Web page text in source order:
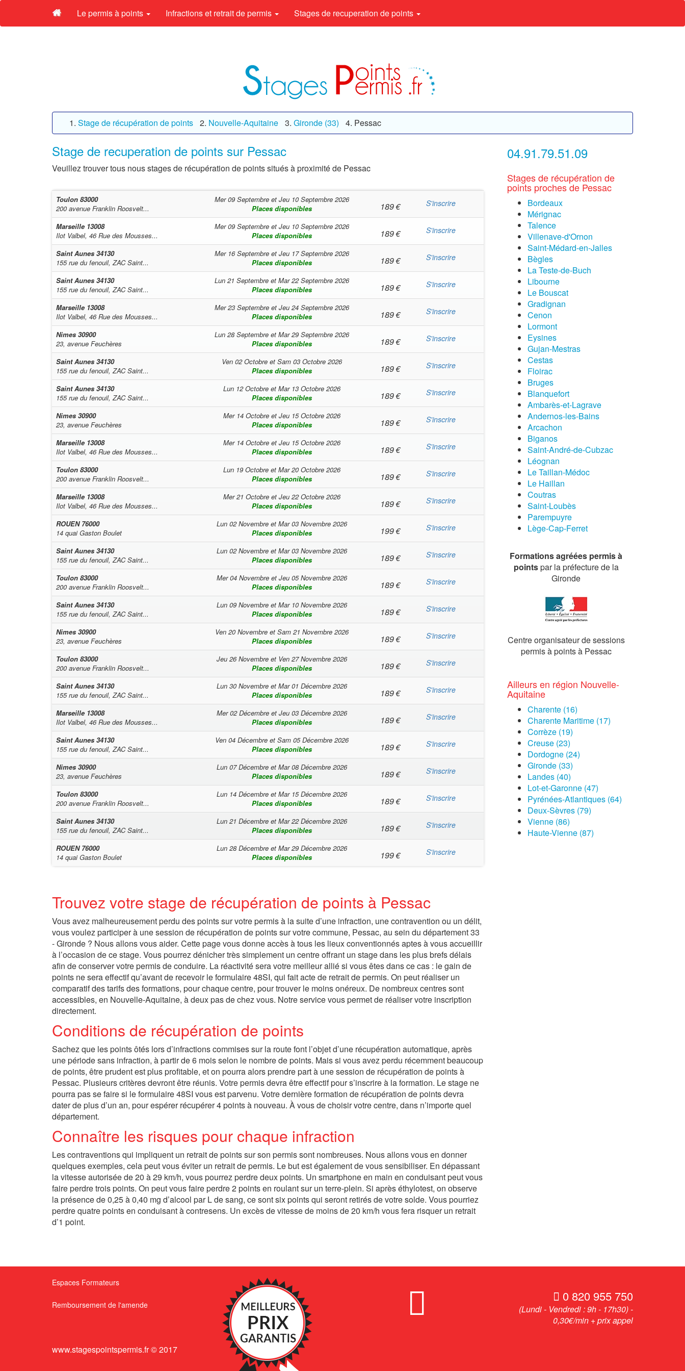
Le permis à points Infractions et retrait de permis Stages de recuperation de points
Stage de récupération de points Nouvelle-Aquitaine Gironde (33) Pessac
Stage de recuperation de points sur Pessac
Veuillez trouver tous nous stages de récupération de points situés à proximité de Pessac
Toulon 83000
200 avenue Franklin Roosvelt...
Mer 09 Septembreet Jeu 10 Septembre 2026
Places disponibles
189€ S'inscrire
Marseille 13008
Ilot Valbel, 46 Rue des Mousses...
Mer 09 Septembreet Jeu 10 Septembre 2026
Places disponibles
189€ S'inscrire
Saint Aunes 34130
155 rue du fenouil, ZAC Saint...
Mer 16 Septembreet Jeu 17 Septembre 2026
Places disponibles
189€ S'inscrire
Saint Aunes 34130
155 rue du fenouil, ZAC Saint...
Lun 21 Septembreet Mar 22 Septembre 2026
Places disponibles
189€ S'inscrire
Marseille 13008
Ilot Valbel, 46 Rue des Mousses...
Mer 23 Septembreet Jeu 24 Septembre 2026
Places disponibles
189€ S'inscrire
Nimes 30900
23, avenue Feuchères
Lun 28 Septembreet Mar 29 Septembre 2026
Places disponibles
189€ S'inscrire
Saint Aunes 34130
155 rue du fenouil, ZAC Saint...
Ven 02 Octobreet Sam 03 Octobre 2026
Places disponibles
189€ S'inscrire
Saint Aunes 34130
155 rue du fenouil, ZAC Saint...
Lun 12 Octobreet Mar 13 Octobre 2026
Places disponibles
189€ S'inscrire
Nimes 30900
23, avenue Feuchères
Mer 14 Octobreet Jeu 15 Octobre 2026
Places disponibles
189€ S'inscrire
Marseille 13008
Ilot Valbel, 46 Rue des Mousses...
Mer 14 Octobreet Jeu 15 Octobre 2026
Places disponibles
189€ S'inscrire
Toulon 83000
200 avenue Franklin Roosvelt...
Lun 19 Octobreet Mar 20 Octobre 2026
Places disponibles
189€ S'inscrire
Marseille 13008
Ilot Valbel, 46 Rue des Mousses...
Mer 21 Octobreet Jeu 22 Octobre 2026
Places disponibles
189€ S'inscrire
ROUEN 76000
14 quai Gaston Boulet
Lun 02 Novembreet Mar 03 Novembre 2026
Places disponibles
199€ S'inscrire
Saint Aunes 34130
155 rue du fenouil, ZAC Saint...
Lun 02 Novembreet Mar 03 Novembre 2026
Places disponibles
189€ S'inscrire
Toulon 83000
200 avenue Franklin Roosvelt...
Mer 04 Novembreet Jeu 05 Novembre 2026
Places disponibles
189€ S'inscrire
Saint Aunes 34130
155 rue du fenouil, ZAC Saint...
Lun 09 Novembreet Mar 10 Novembre 2026
Places disponibles
189€ S'inscrire
Nimes 30900
23, avenue Feuchères
Ven 20 Novembreet Sam 21 Novembre 2026
Places disponibles
189€ S'inscrire
Toulon 83000
200 avenue Franklin Roosvelt...
Jeu 26 Novembreet Ven 27 Novembre 2026
Places disponibles
189€ S'inscrire
Saint Aunes 34130
155 rue du fenouil, ZAC Saint...
Lun 30 Novembreet Mar 01 Décembre 2026
Places disponibles
189€ S'inscrire
Marseille 13008
Ilot Valbel, 46 Rue des Mousses...
Mer 02 Décembreet Jeu 03 Décembre 2026
Places disponibles
189€ S'inscrire
Saint Aunes 34130
155 rue du fenouil, ZAC Saint...
Ven 04 Décembreet Sam 05 Décembre 2026
Places disponibles
189€ S'inscrire
Nimes 30900
23, avenue Feuchères
Lun 07 Décembreet Mar 08 Décembre 2026
Places disponibles
189€ S'inscrire
Toulon 83000
200 avenue Franklin Roosvelt...
Lun 14 Décembreet Mar 15 Décembre 2026
Places disponibles
189€ S'inscrire
Saint Aunes 34130
155 rue du fenouil, ZAC Saint...
Lun 21 Décembreet Mar 22 Décembre 2026
Places disponibles
189€ S'inscrire
ROUEN 76000
14 quai Gaston Boulet
Lun 28 Décembreet Mar 29 Décembre 2026
Places disponibles
199€ S'inscrire
Trouvez votre stage de récupération de points à Pessac
Vous avez malheureusement perdu des points sur votre permis à la suite d’une infraction, une contravention ou un délit,
vous voulez participer à une session de récupération de points sur votre commune, Pessac, au sein du département 33
- Gironde ? Nous allons vous aider. Cette page vous donne accès à tous les lieux conventionnés aptes à vous accueillir
à l’occasion de ce stage. Vous pourrez dénicher très simplement un centre offrant un stage dans les plus brefs délais
afin de conserver votre permis de conduire. La réactivité sera votre meilleur allié si vous êtes dans ce cas : le gain de
points ne sera effectif qu’avant de recevoir le formulaire 48SI, qui fait acte de retrait de permis. On peut réaliser un
comparatif des tarifs des formations, pour chaque centre, pour trouver le moins onéreux. De nombreux centres sont
accessibles, en Nouvelle-Aquitaine, à deux pas de chez vous. Notre service vous permet de réaliser votre inscription
directement.
Conditions de récupération de points
Sachez que les points ôtés lors d’infractions commises sur la route font l’objet d’une récupération automatique, après
une période sans infraction, à partir de 6 mois selon le nombre de points. Mais si vous avez perdu récemment beaucoup
de points, être prudent est plus profitable, et on pourra alors prendre part à une session de récupération de points à
Pessac. Plusieurs critères devront être réunis. Votre permis devra être effectif pour s’inscrire à la formation. Le stage ne
pourra pas se faire si le formulaire 48SI vous est parvenu. Votre dernière formation de récupération de points devra
dater de plus d’un an, pour espérer récupérer 4 points à nouveau. À vous de choisir votre centre, dans n’importe quel
département.
Connaître les risques pour chaque infraction
Les contraventions qui impliquent un retrait de points sur son permis sont nombreuses. Nous allons vous en donner
quelques exemples, cela peut vous éviter un retrait de permis. Le but est également de vous sensibiliser. En dépassant
la vitesse autorisée de 20 à 29 km/h, vous pourrez perdre deux points. Un smartphone en main en conduisant peut vous
faire perdre trois points. On peut vous faire perdre 2 points en roulant sur un terre-plein. Si après éthylotest, on observe
la présence de 0,25 à 0,40 mg d’alcool par L de sang, ce sont six points qui seront retirés de votre solde. Vous pourriez
perdre quatre points en conduisant à contresens. Un excès de vitesse de moins de 20 km/h vous fera risquer un retrait
d’1 point.
04.91.79.51.09
Stages de récupération de
points proches de Pessac
Bordeaux
Mérignac
Talence
Villenave-d'Ornon
Saint-Médard-en-Jalles
Bègles
La Teste-de-Buch
Libourne
Le Bouscat
Gradignan
Cenon
Lormont
Eysines
Gujan-Mestras
Cestas
Floirac
Bruges
Blanquefort
Ambarès-et-Lagrave
Andernos-les-Bains
Arcachon
Biganos
Saint-André-de-Cubzac
Léognan
Le Taillan-Médoc
Le Haillan
Coutras
Saint-Loubès
Parempuyre
Lège-Cap-Ferret
Formations agréées permis à
pointspar la préfecture de la
Gironde
Centre organisateur de sessions
permis à points à Pessac
Ailleurs en région Nouvelle-
Aquitaine
Charente (16)
Charente Maritime (17)
Corrèze (19)
Creuse (23)
Dordogne (24)
Gironde (33)
Landes (40)
Lot-et-Garonne (47)
Pyrénées-Atlantiques (64)
Deux-Sèvres (79)
Vienne (86)
Haute-Vienne (87)
Espaces Formateurs
Remboursement de l'amende
www.stagespointspermis.fr © 2017
0 820 955 750
(Lundi - Vendredi : 9h - 17h30) -
0,30€/min + prix appel